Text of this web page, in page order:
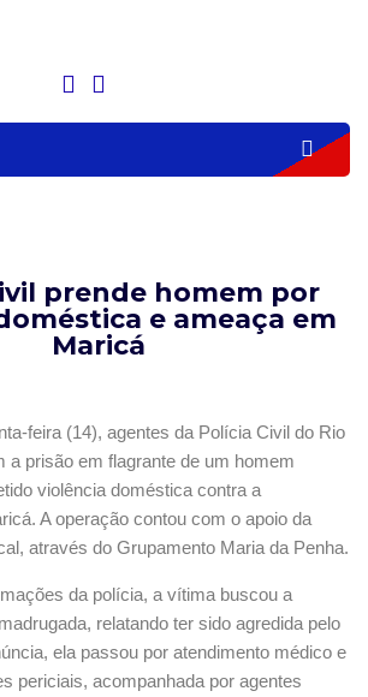
prende homem por
e ameaça em
Maricá
feira (14), agentes da Polícia Civil do Rio
a prisão em flagrante de um homem
violência doméstica contra a
A operação contou com o apoio da
através do Grupamento Maria da Penha.
da polícia, a vítima buscou a
relatando ter sido agredida pelo
ela passou por atendimento médico e
periciais, acompanhada por agentes